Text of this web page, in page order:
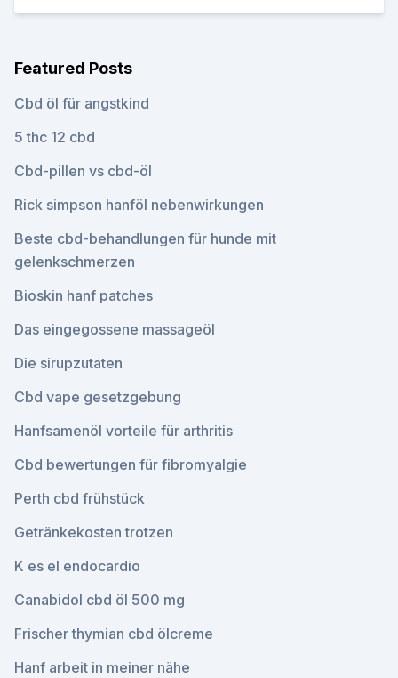
Featured Posts
Cbd öl für angstkind
5 thc 12 cbd
Cbd-pillen vs cbd-öl
Rick simpson hanföl nebenwirkungen
Beste cbd-behandlungen für hunde mit
gelenkschmerzen
Bioskin hanf patches
Das eingegossene massageöl
Die sirupzutaten
Cbd vape gesetzgebung
Hanfsamenöl vorteile für arthritis
Cbd bewertungen für fibromyalgie
Perth cbd frühstück
Getränkekosten trotzen
K es el endocardio
Canabidol cbd öl 500 mg
Frischer thymian cbd ölcreme
Hanf arbeit in meiner nähe